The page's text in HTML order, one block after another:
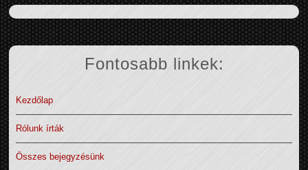
Fontosabb linkek:
Kezdőlap
Rólunk írták
Összes bejegyzésünk